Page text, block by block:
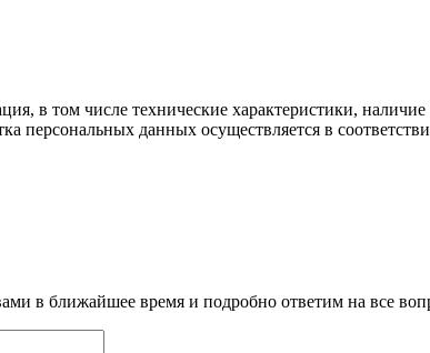
в том числе технические характеристики,
персональных данных осуществляется в
в ближайшее время и подробно ответим на все